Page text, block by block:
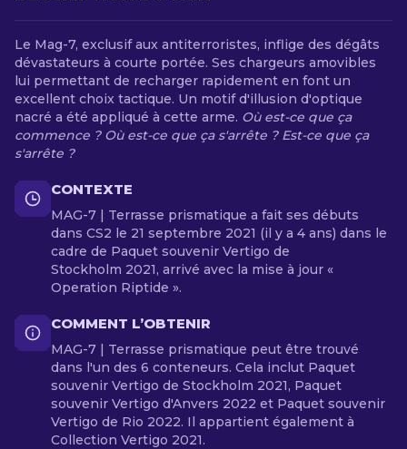
Le Mag-7, exclusif aux antiterroristes, inflige des dégâts
dévastateurs à courte portée. Ses chargeurs amovibles
lui permettant de recharger rapidement en font un
excellent choix tactique. Un motif d'illusion d'optique
nacré a été appliqué à cette arme. Où est-ce que ça
commence ? Où est-ce que ça s'arrête ? Est-ce que ça
s'arrête ?
CONTEXTE
MAG-7 | Terrasse prismatique a fait ses débuts
dans CS2 le 21 septembre 2021 (il y a 4 ans) dans le
cadre de Paquet souvenir Vertigo de
Stockholm 2021, arrivé avec la mise à jour «
Operation Riptide ».
COMMENT L’OBTENIR
MAG-7 | Terrasse prismatique peut être trouvé
dans l'un des 6 conteneurs. Cela inclut Paquet
souvenir Vertigo de Stockholm 2021, Paquet
souvenir Vertigo d'Anvers 2022 et Paquet souvenir
Vertigo de Rio 2022. Il appartient également à
Collection Vertigo 2021.